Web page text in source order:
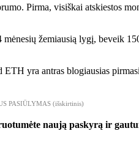
Pirma, visiškai atskiestos
žemiausią lygį, beveik
yra antras blogiausias
PASIŪLYMAS (išskirtinis)
naują paskyrą ir